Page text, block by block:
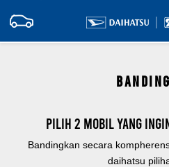
Pilih 2 mobil yang
Bandingkan secara
daihatsu